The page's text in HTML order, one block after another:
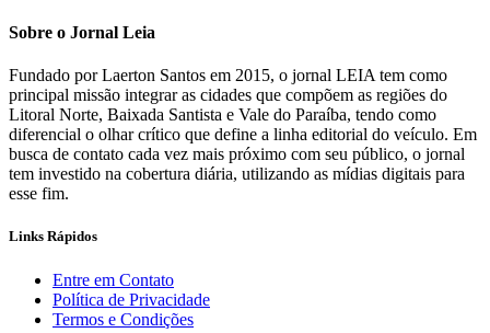
Sobre o Jornal Leia
Fundado por Laerton Santos em 2015, o jornal LEIA tem como
principal missão integrar as cidades que compõem as regiões do
Litoral Norte, Baixada Santista e Vale do Paraíba, tendo como
diferencial o olhar crítico que define a linha editorial do veículo. Em
busca de contato cada vez mais próximo com seu público, o jornal
tem investido na cobertura diária, utilizando as mídias digitais para
esse fim.
Links Rápidos
Entre em Contato
Política de Privacidade
Termos e Condições